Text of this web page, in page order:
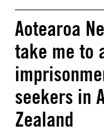
Aotearoa
take me to
seekers in
Zealand